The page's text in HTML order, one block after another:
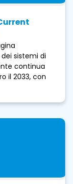
sistemi di
continua
il 2033, con